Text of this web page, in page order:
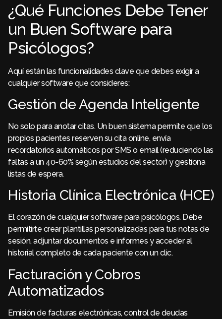
¿Qué Funciones Debe Tener
un Buen Software para
Psicólogos?
Aquí están las funcionalidades clave que debes exigir a
cualquier software que consideres:
Gestión de Agenda Inteligente
No solo para anotar citas. Un buen sistema permite que los
propios pacientes reserven su cita online, envía
recordatorios automáticos por SMS o email (reduciendo las
faltas a un 40-60% según estudios del sector) y gestiona
listas de espera.
Historia Clínica Electrónica (HCE)
El corazón de cualquier software para psicólogos. Debe
permitirte crear plantillas personalizadas para tus notas de
sesión, adjuntar documentos e informes y acceder al
historial completo de cada paciente con un clic.
Facturación y Cobros
Automatizados
Emisión de facturas electrónicas, control de deudas